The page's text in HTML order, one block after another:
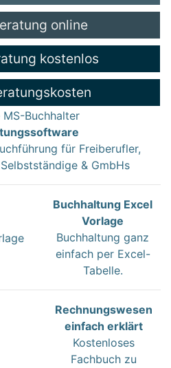
online
kostenlos
für Freiberufler,
& GmbHs
Buchhaltung Excel
Vorlage
Buchhaltung ganz
einfach per Excel-
Tabelle.
Rechnungswesen
einfach erklärt
Kostenloses
Fachbuch zu